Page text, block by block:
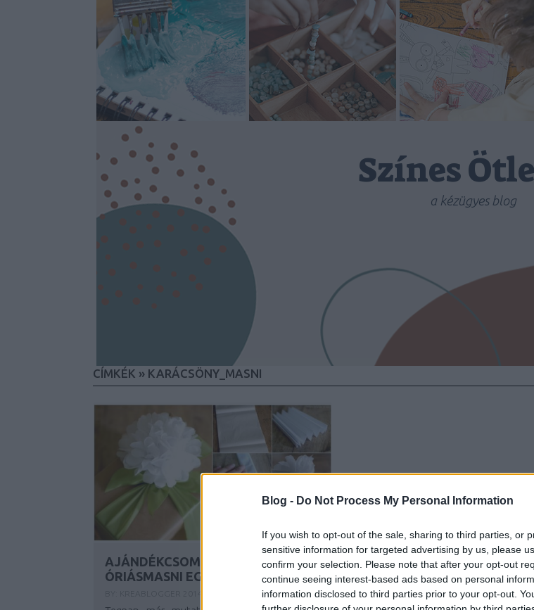
Blog - Do Not Process My Personal Information
If you wish to opt-out of the sale, sharing to third parties, or
sensitive information for targeted advertising by us, please
confirm your selection. Please note that after your opt-out
continue seeing interest-based ads based on personal
information disclosed to third parties prior to your opt-out.
Színes
a kézügyes blog
CÍMKÉK » KARÁCSÖNY_MASNI
AJÁNDÉKCSOMAGOLÁS:
ÓRIÁSMASNI EGYSZERŰEN